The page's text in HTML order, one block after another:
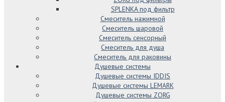
SPLENKA под фильтр
Смеситель нажимной
Смеситель шаровой
Смеситель сенсорный
Смеситель для душа
Смеситель для раковины
Душевые системы
Душевые системы IDDIS
Душевые системы LEMARK
Душевые системы ZORG